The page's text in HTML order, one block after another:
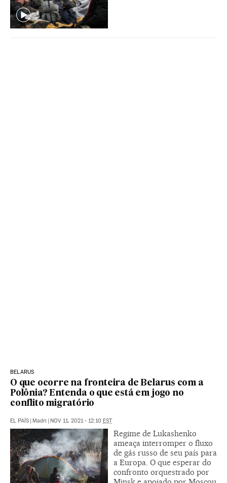
BELARUS
O que ocorre na fronteira de Belarus com a
Polônia? Entenda o que está em jogo no
conflito migratório
EL PAÍS | Madri | NOV 11, 2021 - 12:10 EST
Regime de Lukashenko
ameaça interromper o fluxo
de gás russo de seu país para
a Europa. O que esperar do
confronto orquestrado por